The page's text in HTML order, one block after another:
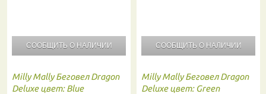
СООБЩИТЬ О НАЛИЧИИ
Milly Mally Беговел Dragon
Deluxe цвет: Blue
СООБЩИТЬ О НАЛИЧИИ
Milly Mally Беговел Dragon
Deluxe цвет: Green